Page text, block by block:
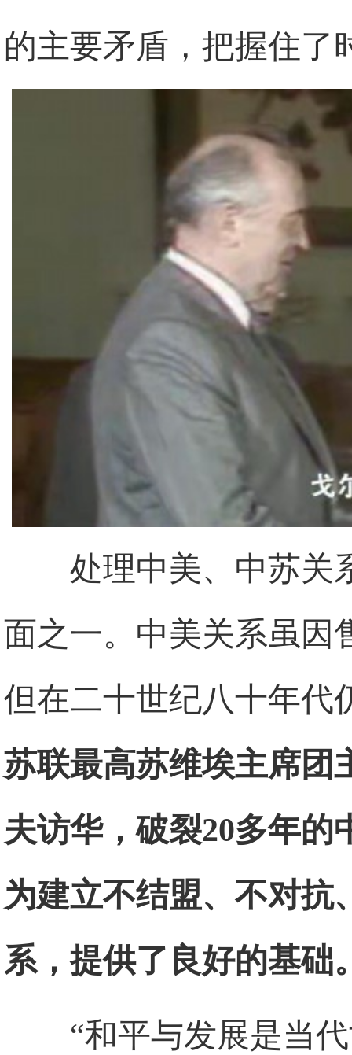
的主要矛盾，把握住了
处理中美、中苏关
面之一。中美关系虽因
但在二十世纪八十年代
苏联最高苏维埃主席团
夫访华，破裂20多年
为建立不结盟、不对抗
系，提供了良好的基础
“和平与发展是当